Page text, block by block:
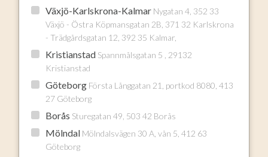
Växjö-Karlskrona-Kalmar Nygatan 4, 352 33
Växjö - Östra Köpmansgatan 2B, 371 32 Karlskrona
- Trädgårdsgatan 12, 392 35 Kalmar,
Kristianstad Spannmålsgatan 5 , 29132
Kristianstad
Göteborg Första Långgatan 21, portkod 8080, 413
27 Göteborg
Borås Sturegatan 49, 503 42 Borås
Mölndal Mölndalsvägen 30 A, vån 5, 412 63
Göteborg